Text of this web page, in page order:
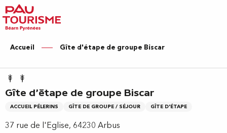
Aller
au
contenu
principal
Accueil Gîte d'étape de groupe Biscar
Gîte d'étape de groupe Biscar
ACCUEIL PÉLERINS GÎTE DE GROUPE / SÉJOUR GÎTE D'ÉTAPE
37 rue de l'Eglise, 64230 Arbus